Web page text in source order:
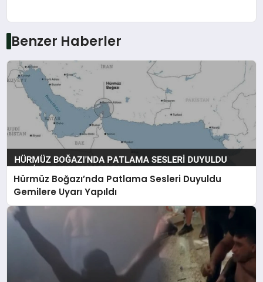
Benzer Haberler
Hürmüz Boğazı’nda Patlama Sesleri Duyuldu
Gemilere Uyarı Yapıldı